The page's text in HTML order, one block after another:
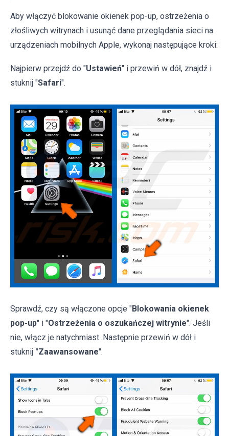
Aby włączyć blokowanie okienek pop-up, ostrzeżenia o
złośliwych witrynach i usunąć dane przeglądania sieci na
urządzeniach mobilnych Apple, wykonaj następujące kroki:
Najpierw przejdź do "Ustawień" i przewiń w dół, znajdź i
stuknij "Safari".
Sprawdź, czy są włączone opcje "Blokowania okienek
pop-up" i "Ostrzeżenia o oszukańczej witrynie". Jeśli
nie, włącz je natychmiast. Następnie przewiń w dół i
stuknij "Zaawansowane".